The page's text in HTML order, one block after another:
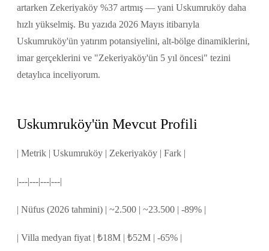
artarken Zekeriyaköy %37 artmış — yani Uskumruköy daha
hızlı yükselmiş. Bu yazıda 2026 Mayıs itibarıyla
Uskumruköy'ün yatırım potansiyelini, alt-bölge dinamiklerini,
imar gerçeklerini ve "Zekeriyaköy'ün 5 yıl öncesi" tezini
detaylıca inceliyorum.
Uskumruköy'ün Mevcut Profili
| Metrik | Uskumruköy | Zekeriyaköy | Fark |
|---|---|---|---|
| Nüfus (2026 tahmini) | ~2.500 | ~23.500 | -89% |
| Villa medyan fiyat | ₺18M | ₺52M | -65% |